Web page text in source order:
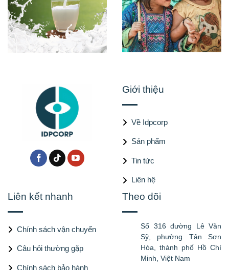
Giới thiệu
Về Idpcorp
Sản phẩm
Tin tức
Liên hệ
Liên kết nhanh
Chính sách vận chuyển
Câu hỏi thường gặp
Chính sách bảo hành
Theo dõi
Số 316 đường Lê Văn
Sỹ, phường Tân Sơn
Hòa, thành phố Hồ Chí
Minh, Việt Nam